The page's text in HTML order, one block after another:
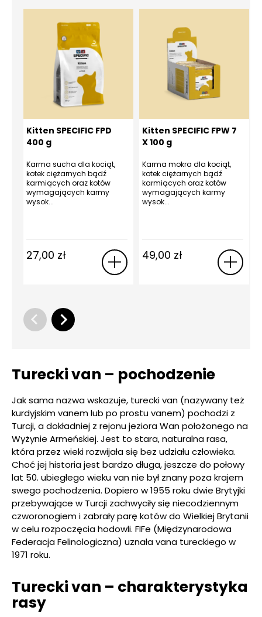
Kitten SPECIFIC FPD
400 g
Karma sucha dla kociąt,
kotek ciężarnych bądź
karmiących oraz kotów
wymagających karmy
wysok...
27,00 zł
Kitten SPECIFIC FPW 7
X 100 g
Karma mokra dla kociąt,
kotek ciężarnych bądź
karmiących oraz kotów
wymagających karmy
wysok...
49,00 zł
Turecki van – pochodzenie
Jak sama nazwa wskazuje, turecki van (nazywany też
kurdyjskim vanem lub po prostu vanem) pochodzi z
Turcji, a dokładniej z rejonu jeziora Wan położonego na
Wyżynie Armeńskiej. Jest to stara, naturalna rasa,
która przez wieki rozwijała się bez udziału człowieka.
Choć jej historia jest bardzo długa, jeszcze do połowy
lat 50. ubiegłego wieku van nie był znany poza krajem
swego pochodzenia. Dopiero w 1955 roku dwie Brytyjki
przebywające w Turcji zachwyciły się niecodziennym
czworonogiem i zabrały parę kotów do Wielkiej Brytanii
w celu rozpoczęcia hodowli. FIFe (Międzynarodowa
Federacja Felinologiczna) uznała vana tureckiego w
1971 roku.
Turecki van – charakterystyka
rasy